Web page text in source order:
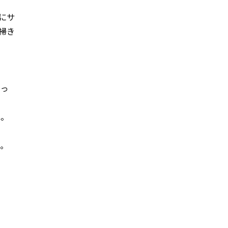
サ
き